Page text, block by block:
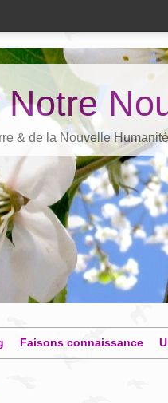
& de la Nouvelle Humanité
Faisons connaissance